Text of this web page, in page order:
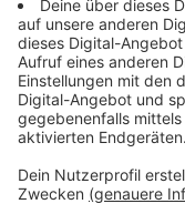
Fahrer lief zu Fuß
gefunden. Er
Strafe wegen des
Ausgangssperre